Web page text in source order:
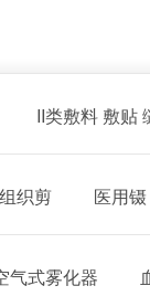
II类敷料 敷贴
组织剪 医用镊
气式雾化器